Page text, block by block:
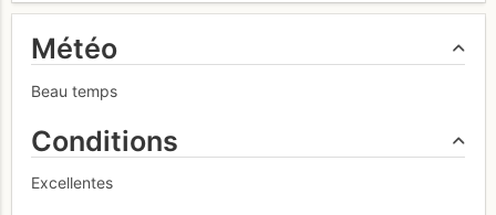
Météo
Beau temps
Conditions
Excellentes